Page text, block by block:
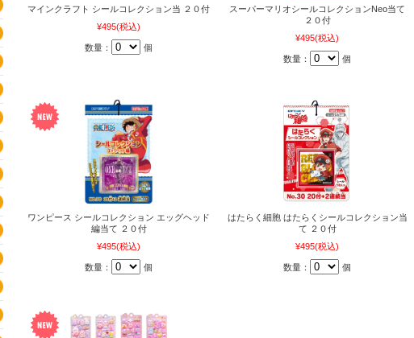
マインクラフト シールコレクション当 ２０付
¥495(税込)
数量： 個
スーパーマリオシールコレクションNeo当て
２０付
¥495(税込)
数量： 個
ワンピース シールコレクション エッグヘッド
編当て ２０付
¥495(税込)
数量： 個
はたらく細胞 はたらくシールコレクション当
て ２０付
¥495(税込)
数量： 個